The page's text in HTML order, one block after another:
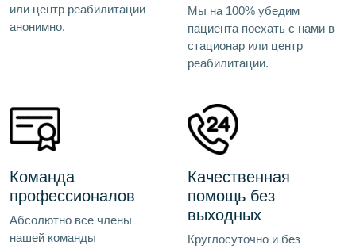
или центр реабилитации
анонимно.
Мы на 100% убедим
пациента поехать с нами в
стационар или центр
реабилитации.
Команда
профессионалов
Абсолютно все члены
нашей команды
Качественная
помощь без
выходных
Круглосуточно и без